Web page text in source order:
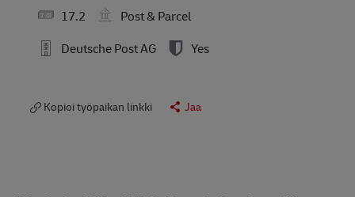
17.2
Post & Parcel
Deutsche Post AG
Yes
Kopioi työpaikan linkki Jaa